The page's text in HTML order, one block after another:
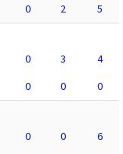
0 2
5
0 3
4
0 0
0
0 0
6